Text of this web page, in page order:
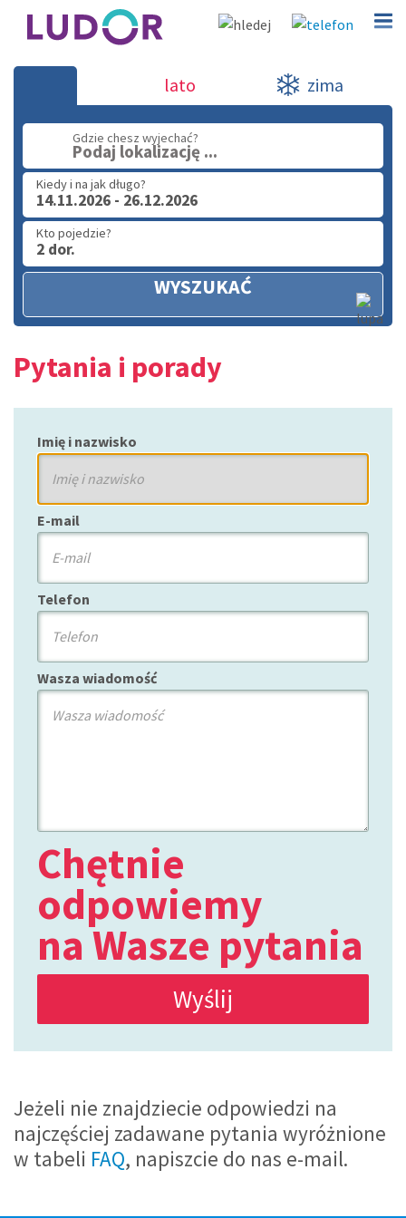
Wczasy Włochy - 2026-2027
(32) 720 60 56
lato zima
Gdzie chesz wyjechać?
Podaj lokalizację ...
Kiedy i na jak długo?
14.11.2026 - 26.12.2026
Kto pojedzie?
2 dor.
WYSZUKAĆ
Pytania i porady
Imię i nazwisko
E-mail
Telefon
Wasza wiadomość
Chętnie
odpowiemy
na Wasze pytania
Jeżeli nie znajdziecie odpowiedzi na
najczęściej zadawane pytania wyróżnione
w tabeli FAQ, napiszcie do nas e-mail.